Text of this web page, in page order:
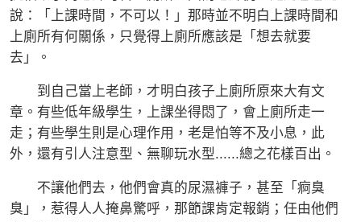
說：「上課時間，不可以！」那時並不明白上課時間和
上廁所有何關係，只覺得上廁所應該是「想去就要
去」。
到自己當上老師，才明白孩子上廁所原來大有文
章。有些低年級學生，上課坐得悶了，會上廁所走一
走；有些學生則是心理作用，老是怕等不及小息，此
外，還有引人注意型、無聊玩水型......總之花樣百出。
不讓他們去，他們會真的尿濕褲子，甚至「痾臭
臭」，惹得人人掩鼻驚呼，那節課肯定報銷；任由他們